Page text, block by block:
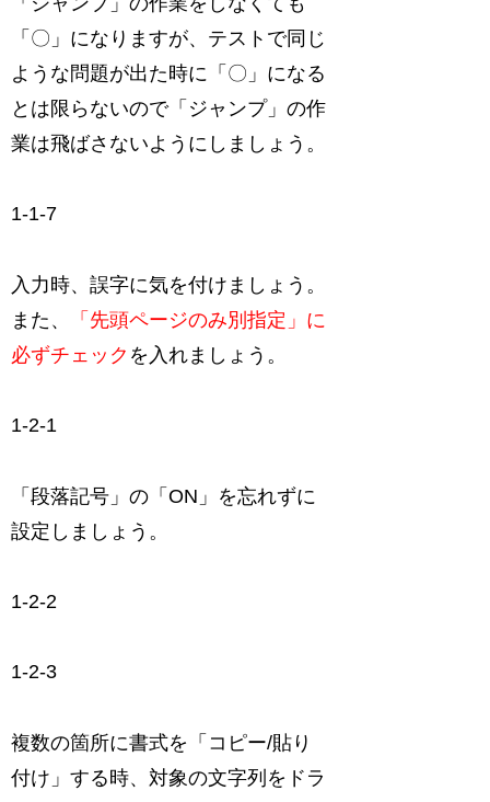
「〇」になりますが、テストで同じ
ような問題が出た時に「〇」になる
とは限らないので「ジャンプ」の作
業は飛ばさないようにしましょう。
1-1-7
入力時、誤字に気を付けましょう。
また、
「先頭ページのみ別指定」に
必ずチェック を入れましょう。
1-2-1
「段落記号」の「ON」を忘れずに
設定しましょう。
1-2-2
1-2-3
複数の箇所に書式を「コピー/貼り
付け」する時、対象の文字列をドラ